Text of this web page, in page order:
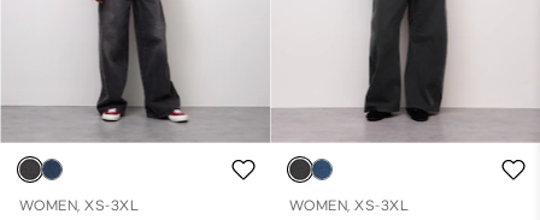
WOMEN, XS-3XL
WOMEN, XS-3XL